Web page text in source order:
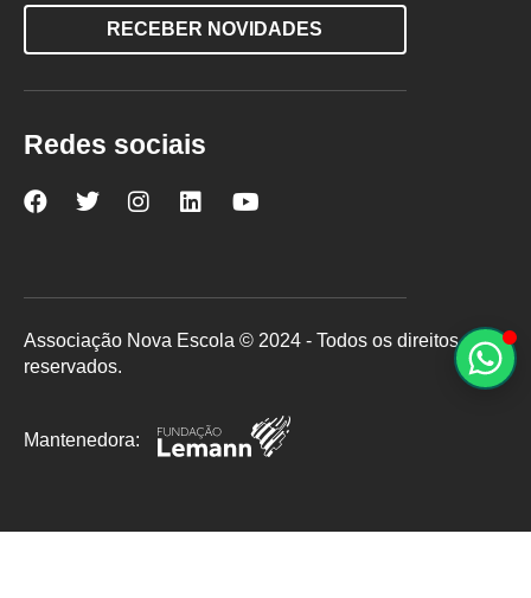
RECEBER NOVIDADES
Redes sociais
Nova
Facebook
Nova
Twitter
Nova
Instagram
Nova
LinkedInYouTube
Associação Nova Escola © 2024 - Todos os direitos
reservados.
Mantenedora: